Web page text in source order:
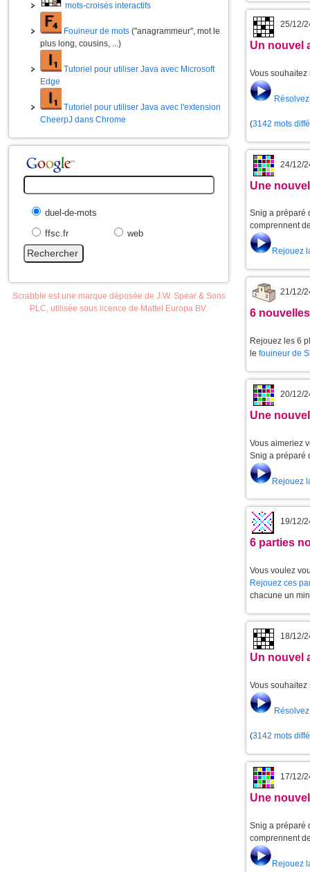
mots-croisés interactifs
Fouineur de mots ("anagrammeur", mot le
plus long, cousins, ...)
Tutoriel pour utiliser Java avec Microsoft
Edge
Tutoriel pour utiliser Java avec l'extension
CheerpJ dans Chrome
duel-de-mots
ffsc.fr
web
Scrabble est une marque déposée de J.W. Spear & Sons
PLC, utilisée sous licence de Mattel Europa BV.
25/12/
Un nouvel
Vous souhaitez
(3142 mots
24/12/
Une
Snig a préparé
comprennent
Rejouez
21/12/
6
Rejouez les 6
le fouineur de
20/12/
Une
Vous aimeriez
Snig a préparé
Rejouez
19/12/
6 parties
Vous voulez
Rejouez ces
chacune un
18/12/
Un nouvel
Vous souhaitez
(3142 mots
17/12/
Une
Snig a préparé
comprennent
Rejouez